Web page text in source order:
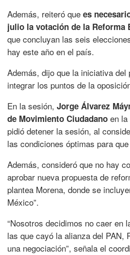
Además, reiteró que es
julio la votación de la Reforma
que concluyan las seis
hay este año en el país.
Además, dijo que la iniciativa del
integrar los puntos de la
En la sesión, Jorge Álvarez
de Movimiento Ciudadano en la
pidió detener la sesión, al
las condiciones óptimas para
Además, consideró que no hay
aprobar nueva propuesta de
plantea Morena, donde se
México”.
“Nosotros decidimos no caer en
las que cayó la alianza del PAN,
una negociación”, señala el